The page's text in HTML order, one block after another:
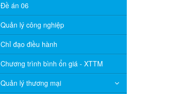
Đề án 06
Quản lý công nghiệp
Chỉ đạo điều hành
Chương trình bình ổn giá - XTTM
Quản lý thương mại